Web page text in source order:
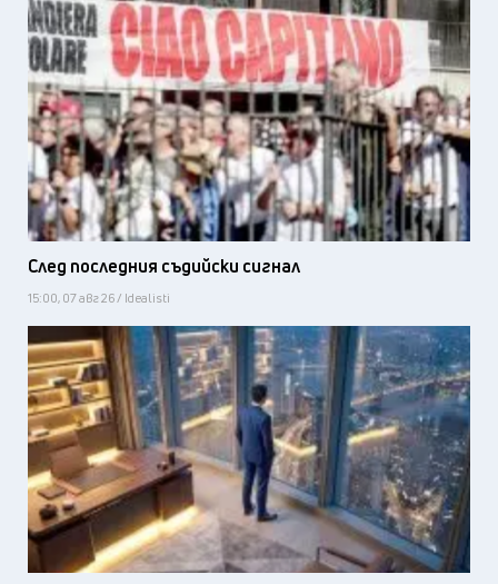
След последния съдийски сигнал
15:00, 07 авг 26 / Idealisti